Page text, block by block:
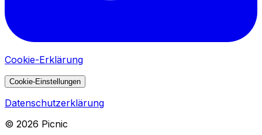
Cookie-Erklärung
Cookie-Einstellungen
Datenschutzerklärung
© 2026 Picnic